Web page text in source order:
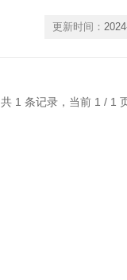
高达85℃
更新时间：
共 1 条记录，当前 1 /